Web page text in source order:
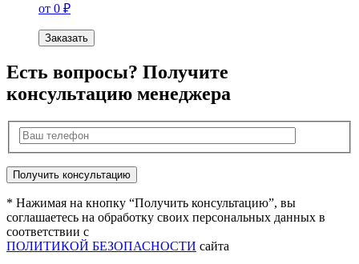
от 0 ₽
Заказать
Есть вопросы? Получите
консультацию менеджера
* Нажимая на кнопку “Получить консультацию”, вы
соглашаетесь на обработку своих персональных данных в
соответствии с
ПОЛИТИКОЙ БЕЗОПАСНОСТИ сайта